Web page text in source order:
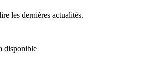
les dernières actualités.
disponible